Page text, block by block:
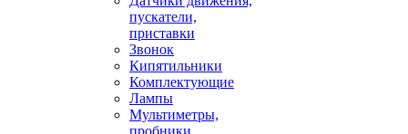
пускатели,
приставки
Звонок
Кипятильники
Комплектующие
Лампы
Мультиметры,
пробники